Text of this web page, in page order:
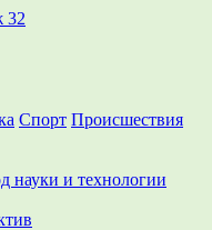
Спорт Происшествия
науки и технологии